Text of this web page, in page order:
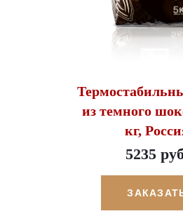
из темного
кг,
5235